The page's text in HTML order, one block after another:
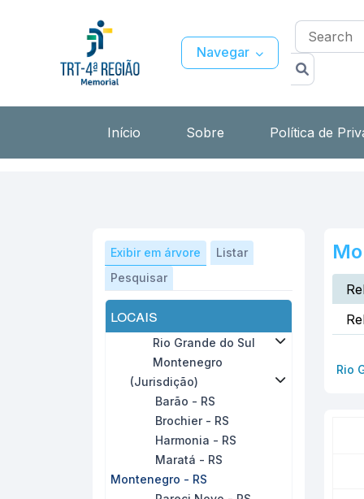
Navegar
Início Sobre Política de
Exibir em árvore
Listar
Pesquisar
locais
Rio Grande do Sul
Montenegro
(Jurisdição)
Barão - RS
Brochier - RS
Harmonia - RS
Maratá - RS
Montenegro - RS
Rio